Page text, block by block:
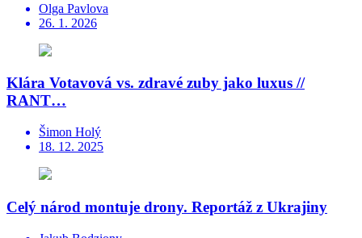
Olga Pavlova
26. 1. 2026
Klára Votavová vs. zdravé zuby jako luxus //
RANT…
Šimon Holý
18. 12. 2025
Celý národ montuje drony. Reportáž z Ukrajiny